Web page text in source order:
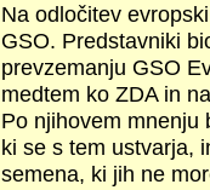
Na odločitev
GSO. Predstavniki
prevzemanju GSO
medtem ko ZDA in
Po njihovem mnenju
ki se s tem ustvarja,
semena, ki jih ne